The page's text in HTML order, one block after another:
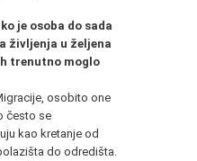
je osoba do sada
življenja u željena
trenutno moglo
osobito one
često se
kao kretanje od
do odredišta.